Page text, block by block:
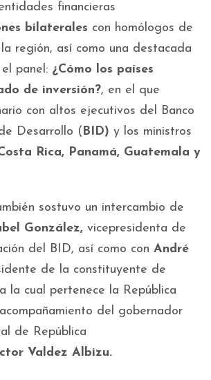
financieras
bilaterales con homólogos de
región, así como una destacada
panel: ¿Cómo los países
de inversión?, en el que
con altos ejecutivos del Banco
Desarrollo ( BID) y los ministros
Rica, Panamá, Guatemala y
sostuvo un intercambio de
González, vicepresidenta de
del BID, así como con André
de la constituyente de
la cual pertenece la República
del gobernador
de República
Valdez Albizu.